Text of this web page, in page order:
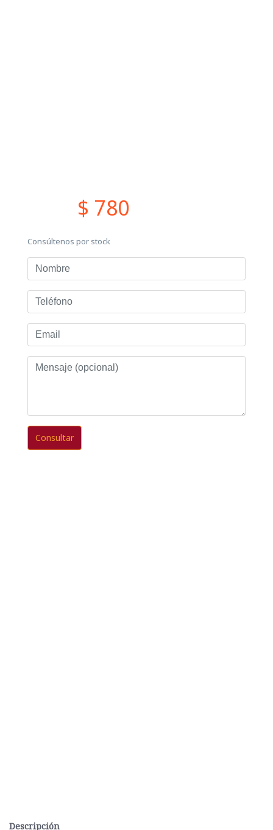
$ 780
Consúltenos por stock
Nombre
Teléfono
Email
Mensaje
Consultar
Descripción